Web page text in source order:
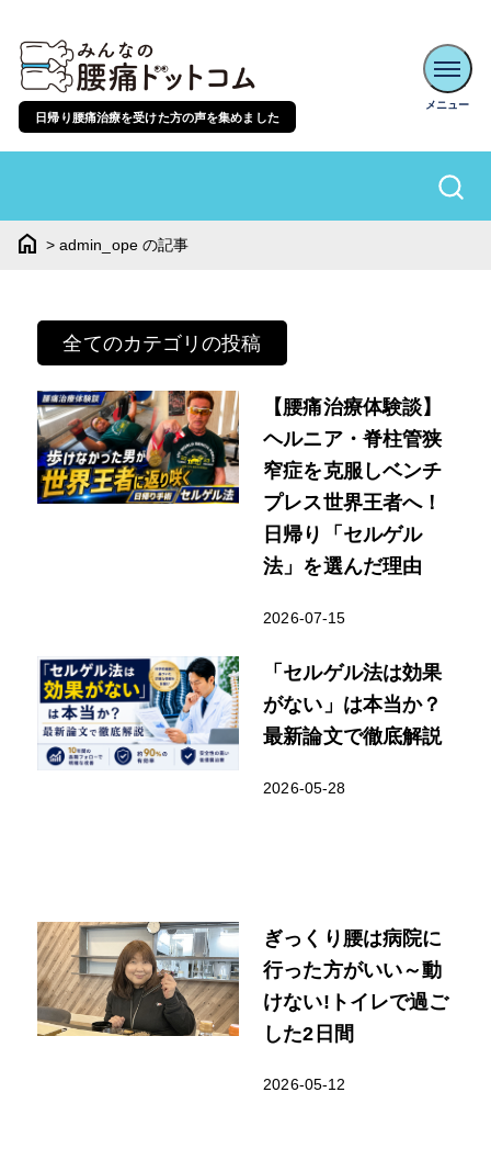
日帰り腰痛治療を受けた方の声を集めました
home > admin_ope の記事
全てのカテゴリの投稿
【腰痛治療体験談】
ヘルニア・脊柱管狭
窄症を克服しベンチ
プレス世界王者へ！
日帰り「セルゲル
法」を選んだ理由
2026-07-15
「セルゲル法は効果
がない」は本当か？
最新論文で徹底解説
2026-05-28
ぎっくり腰は病院に
行った方がいい～動
けない!トイレで過ご
した2日間
2026-05-12